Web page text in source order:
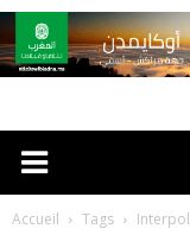
Accueil Tags Interpol